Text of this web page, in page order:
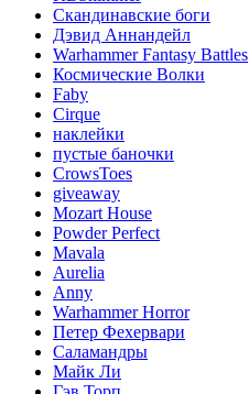
Скандинавские боги
Дэвид Аннандейл
Warhammer Fantasy Battles
Космические Волки
Faby
Cirque
наклейки
пустые баночки
CrowsToes
giveaway
Mozart House
Powder Perfect
Mavala
Aurelia
Anny
Warhammer Horror
Петер Фехервари
Саламандры
Майк Ли